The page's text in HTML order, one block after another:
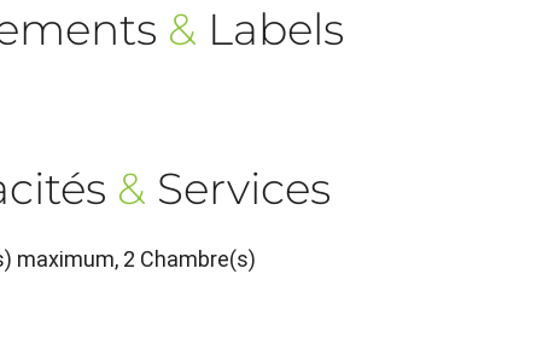
& Labels
& Services
maximum, 2 Chambre(s)